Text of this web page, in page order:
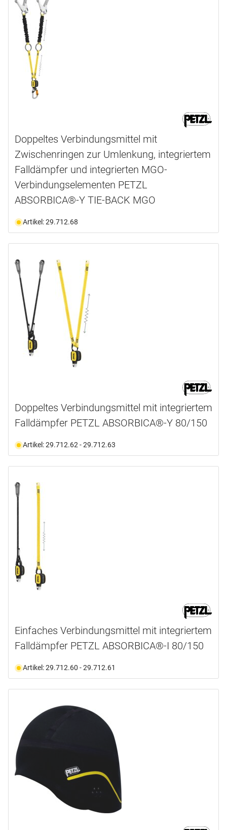
Doppeltes Verbindungsmittel mit
Zwischenringen zur Umlenkung, integriertem
Falldämpfer und integrierten MGO-
Verbindungselementen PETZL
ABSORBICA®-Y TIE-BACK MGO
Artikel: 29.712.68
Doppeltes Verbindungsmittel mit integriertem
Falldämpfer PETZL ABSORBICA®-Y 80/150
Artikel: 29.712.62 - 29.712.63
Einfaches Verbindungsmittel mit integriertem
Falldämpfer PETZL ABSORBICA®-I 80/150
Artikel: 29.712.60 - 29.712.61